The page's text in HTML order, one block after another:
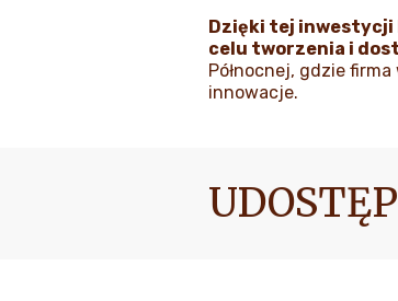
Dzięki tej inwestycji
celu tworzenia i
Północnej, gdzie
innowacje.